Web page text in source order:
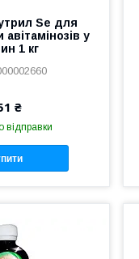
Se для
у
1 кг
₴
відправки